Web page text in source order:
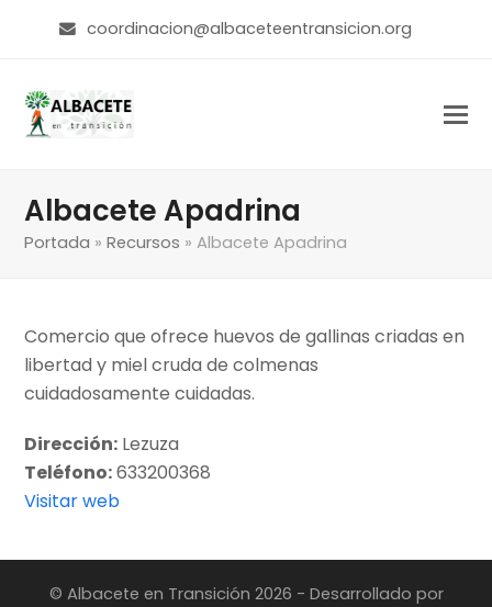
coordinacion@albaceteentransicion.org
Albacete Apadrina
Portada »Recursos »Albacete Apadrina
Comercio que ofrece huevos de gallinas criadas en
libertad y miel cruda de colmenas
cuidadosamente cuidadas.
Dirección: Lezuza
Teléfono:633200368
Visitar web
© Albacete en Transición 2026 - Desarrollado por